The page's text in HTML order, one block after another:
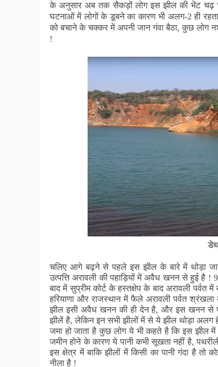
के अनुसार अब तक सैकड़ों लोग इस झील की भेंट चढ़
घटनाओं में लोगों के डूबने का कारण भी अलग-2 ही
को बचाने के चक्कर में अपनी जान गंवा बैठा, कुछ लोग
!
चलिए आगे बढ़ने से पहले इस झील के बारे में थोड़ा
उत्पत्ति अरावली की पहाड़ियों में अवैध खनन से हुई है
बाद में सुप्रीम कोर्ट के हस्तक्षेप के बाद अरावली
हरियाणा और राजस्थान में फैले अरावली पर्वत
झील इसी अवैध खनन की ही देन है, और इस खनन से
झीलें है, लेकिन इन सभी झीलों में से ये झील थोड़ा अलग है
जमा हो जाता हैकुछ लोग ये भी कहते है कि इस झील में
जमीन होने के कारण ये पानी कभी सूखता नहीं है,
इस क्षेत्र में बाकि झीलों में किसी का पानी गंदा है
नीला है !